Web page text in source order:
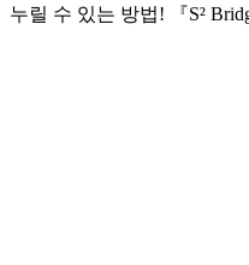
누릴 수 있는 방법! 『S²